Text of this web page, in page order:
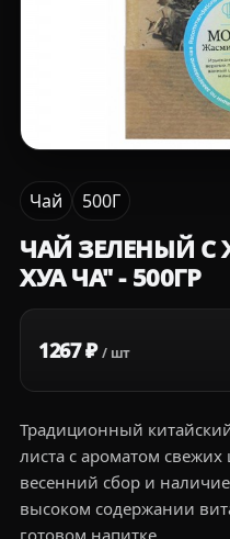
Чай 500Г
ЧАЙ ЗЕЛЕНЫЙ
ХУА ЧА" - 500ГР
1267 ₽/ шт
Традиционный
листа с ароматом
весенний сбор и
высоком содержании